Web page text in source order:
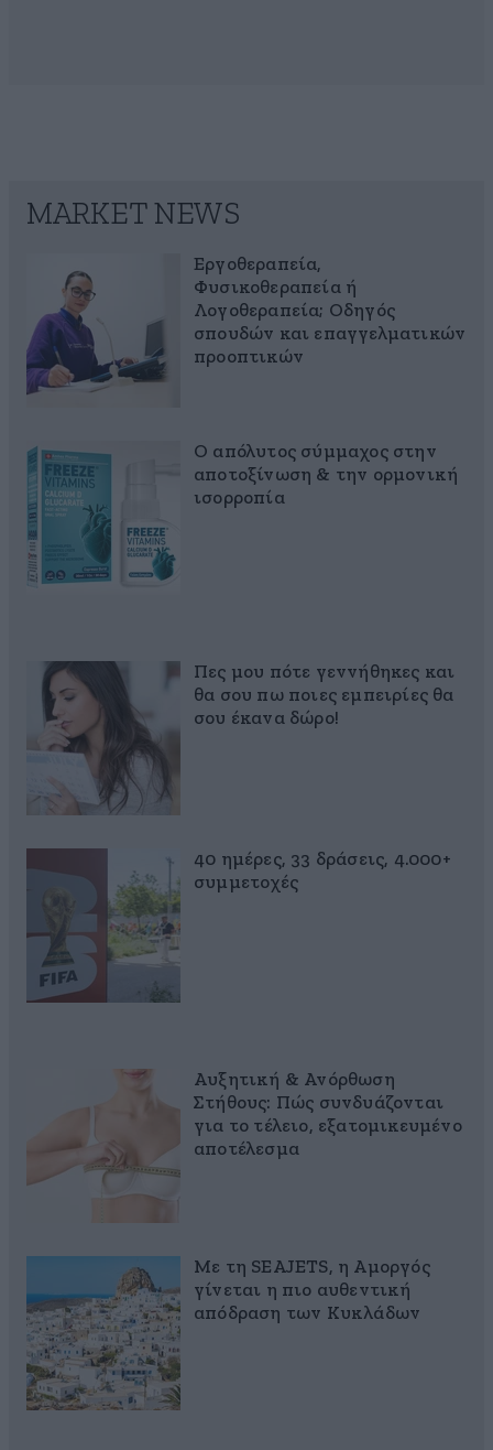
MARKET NEWS
Εργοθεραπεία,
Φυσικοθεραπεία ή
Λογοθεραπεία; Οδηγός
σπουδών και επαγγελματικών
προοπτικών
Ο απόλυτος σύμμαχος στην
αποτοξίνωση & την ορμονική
ισορροπία
Πες μου πότε γεννήθηκες και
θα σου πω ποιες εμπειρίες θα
σου έκανα δώρο!
40 ημέρες, 33 δράσεις, 4.000+
συμμετοχές
Αυξητική & Ανόρθωση
Στήθους: Πώς συνδυάζονται
για το τέλειο, εξατομικευμένο
αποτέλεσμα
Με τη SEAJETS, η Αμοργός
γίνεται η πιο αυθεντική
απόδραση των Κυκλάδων